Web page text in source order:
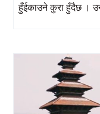
हुँईकाउने कुरा हुँदैछ ।